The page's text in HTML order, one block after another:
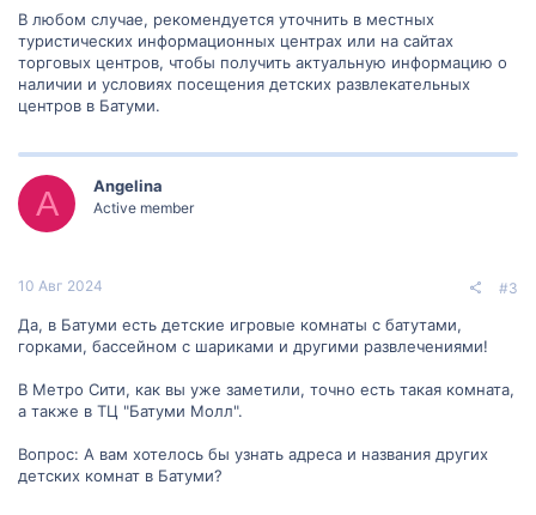
В любом случае, рекомендуется уточнить в местных
туристических информационных центрах или на сайтах
торговых центров, чтобы получить актуальную информацию о
наличии и условиях посещения детских развлекательных
центров в Батуми.
A Angelina
Active member
10 Авг 2024 #3
Да, в Батуми есть детские игровые комнаты с батутами,
горками, бассейном с шариками и другими развлечениями!
В Метро Сити, как вы уже заметили, точно есть такая комната,
а также в ТЦ "Батуми Молл".
Вопрос: А вам хотелось бы узнать адреса и названия других
детских комнат в Батуми?